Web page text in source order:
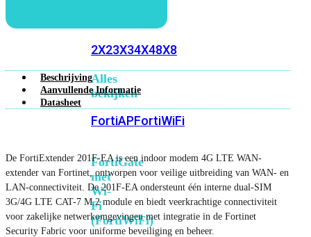
2X23X34X48X8
Alles
bekijken
FortiAPFortiWiFi
FortiGate
met
Wi-
Fi
(FortiWiFi)
Beschrijving
Aanvullende Informatie
Datasheet
De FortiExtender 201F‑EA is een indoor modem 4G LTE WAN-
extender van Fortinet, ontworpen voor veilige uitbreiding van WAN- en
LAN-connectiviteit. De 201F-EA ondersteunt één interne dual‑SIM
3G/4G LTE CAT-7 M.2 module en biedt veerkrachtige connectiviteit
voor zakelijke netwerkomgevingen met integratie in de Fortinet
Security Fabric voor uniforme beveiliging en beheer.